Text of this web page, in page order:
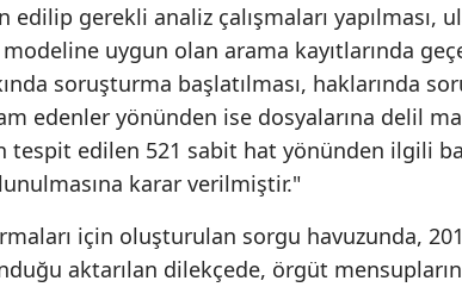
edilip gerekli analiz çalışmaları yapılması,
uygun olan arama kayıtlarında
soruşturma başlatılması, haklarında
edenler yönünden ise dosyalarına delil
edilen 521 sabit hat yönünden ilgili
karar verilmiştir."
için oluşturulan sorgu havuzunda,
aktarılan dilekçede, örgüt